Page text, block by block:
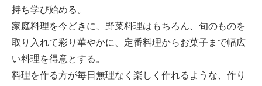
持ち学び始める。
家庭料理を今どきに、野菜料理はもちろん、旬のものを
取り入れて彩り華やかに、定番料理からお菓子まで幅広
い料理を得意とする。
料理を作る方が毎日無理なく楽しく作れるような、作り